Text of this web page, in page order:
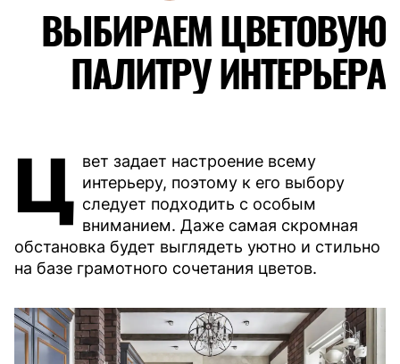
ВЫБИРАЕМ ЦВЕТОВУЮ
ПАЛИТРУ ИНТЕРЬЕРА
Ц вет задает настроение всему
интерьеру, поэтому к его выбору
следует подходить с особым
вниманием. Даже самая скромная
обстановка будет выглядеть уютно и стильно
на базе грамотного сочетания цветов.